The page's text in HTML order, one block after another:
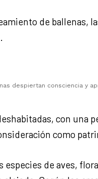
de ballenas,
despiertan consciencia y
con una
como
de aves,